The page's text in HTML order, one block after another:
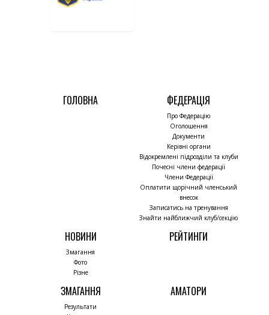
ГОЛОВНА ФЕДЕРАЦІЯ
Про Федерацію
Оголошення
Документи
Керівні органи
Відокремлені підрозділи та клуби
Почесні члени федерації
Члени Федерації
Оплатити щорічний членський
внесок
Записатись на тренування
Знайти найближчий клуб/секцію
НОВИНИ
Змагання
Фото
Різне
РЕЙТИНГИ
ЗМАГАННЯ
Результати
АМАТОРИ